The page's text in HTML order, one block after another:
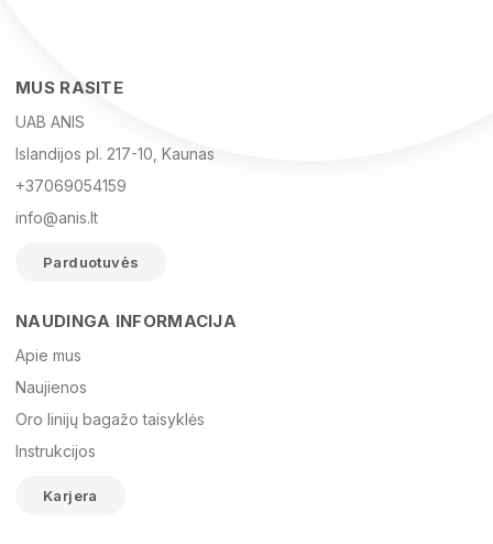
El. paštas
Žinutė
MUS RASITE
UAB ANIS
Islandijos pl. 217-10, Kaunas
+37069054159
info@anis.lt
Parduotuvės
NAUDINGA INFORMACIJA
Apie mus
Naujienos
Oro linijų bagažo taisyklės
Instrukcijos
Karjera